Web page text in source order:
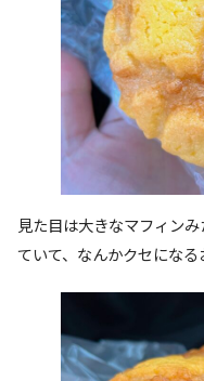
見た目は大きなマフィン
ていて、なんかクセになる